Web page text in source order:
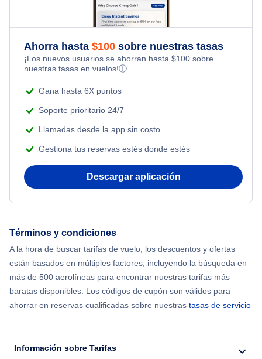
Flights Under $199
Flights from Nueva York to Singapur
Flights from Nueva York to Tel Aviv
Flights from Nueva York to Estanbul
Flights from Nueva York to Mumbai
Flights from Shanghai to Nueva York
Flights from Nueva York to Hong Kong
Flights from Nueva York to Seúl
Kid Friendly Vacations
Romantic Vacations
Beach Vacations
Ahorra hasta $100 sobre nuestras tasas
¡Los nuevos usuarios se ahorran hasta $100 sobre
nuestras tasas en vuelos!ⓘ
Gana hasta 6X puntos
Soporte prioritario 24/7
Llamadas desde la app sin costo
Gestiona tus reservas estés donde estés
Descargar aplicación
Términos y condiciones
A la hora de buscar tarifas de vuelo, los descuentos y ofertas
están basados en múltiples factores, incluyendo la búsqueda en
más de 500 aerolíneas para encontrar nuestras tarifas más
baratas disponibles. Los códigos de cupón son válidos para
ahorrar en reservas cualificadas sobre nuestras tasas de servicio
.
Información sobre Tarifas